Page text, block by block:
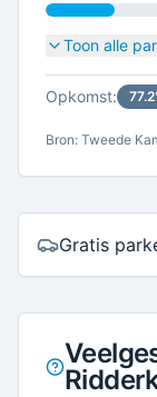
Toon alle
Opkomst: 77.2
Bron: Tweede
Gratis